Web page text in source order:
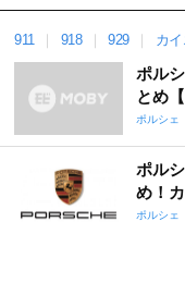
911 918 929 カ
ポル
とめ
ポルシェ
ポル
め！
ポルシェ